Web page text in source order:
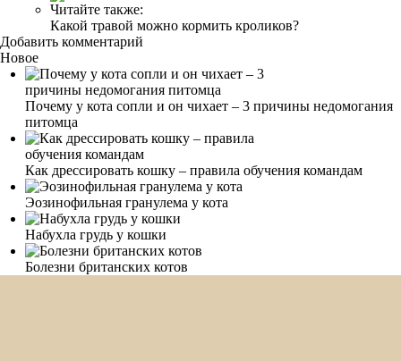
Читайте также:
Какой травой можно кормить кроликов?
Добавить комментарий
Новое
Почему у кота сопли и он чихает – 3 причины недомогания
питомца
Как дрессировать кошку – правила обучения командам
Эозинофильная гранулема у кота
Набухла грудь у кошки
Болезни британских котов